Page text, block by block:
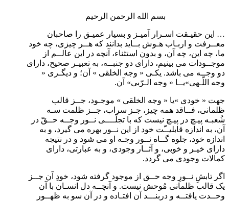
بسم الله الرحمن الرحیم
… این حقیـقت اسـرار آمیـز و بسیار عمیـق را صاحبان
معــرفت و اربـاب هـوش بــاید بدانند که هــر چیزی، چه خود
ما، چه این، چه آن، و بدون استثناء، آنچه در این عالــم از
موجــودات می بینیم، دارای دو جنبــه، به تعبیـر صحیح، دارای
دو وجــه می باشد. یکـی « وجه الخلقی » آن؛ و دیگـری «
وجه اللّـهی»یــا « وجه الـرّبی» آن.
جهت « خودی »یا « وجه الخلقی » موجـود، جــز قالب
ظلمانی، فــاقد همه چیز، جـز سراب، جــز ظلمت سـه
شُعبـه پیـچ در پیـچ نیست که با تجلّــــی نــور وجــه حــقّ در
آن، به اندازه قابلیــّت خود از این نــور بهره می گیرد، و به
اندازه خود، جلوه گــاه نــور وجـه او می شود و در نتیجه
دارای خیـر و خوبی، و آثــار وجودی، و به عبارتی، دارای
کمالات وجودی می گردد.
اگر تابشِ نــورِ وجه حــق از موجود گرفته شود، خودِ آن جــز
یک قالب ظلمانی مُوحش نیست. و آنچــه دل انسـان با آن
وحــدت یافتــه و دربنـــد آن افتـاده و در آن سو به ظهــور